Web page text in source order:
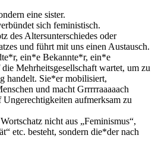
eine sister.
sich feministisch.
des Altersunterschiedes oder
und führt mit uns einen Austausch.
ein*e Bekannte*r, ein*e
Mehrheitsgesellschaft wartet, um zu
handelt. Sie*er mobilisiert,
und macht Grrrrraaaaach
aufmerksam zu
nicht aus „Feminismus“,
etc. besteht, sondern die*der nach